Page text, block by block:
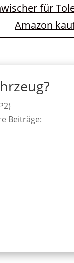
für
Amazon
Beiträge: